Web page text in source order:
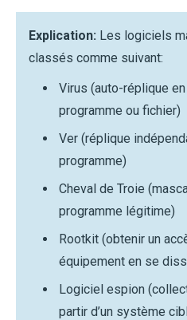
Explication: Les logiciels
classés comme suivant:
Virus (auto-réplique
programme ou fichier)
Ver (réplique
programme)
Cheval de Troie
programme légitime)
Rootkit (obtenir un
équipement en se
Logiciel espion
partir d’un système